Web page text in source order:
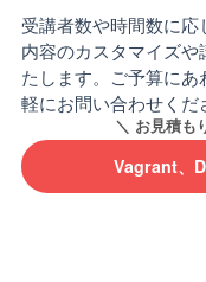
受講者数や時間数に
内容のカスタマイズ
たします。ご予算に
軽にお問い合わせくだ
Vagrant、